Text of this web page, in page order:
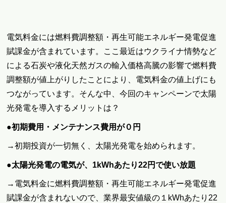
電気料金には燃料費調整額・再生可能エネルギー発電促進
賦課金が含まれています。ここ最近はウクライナ情勢など
による石炭や液化天然ガスの輸入価格高騰の影響で燃料費
調整額が値上がりしたことにより、電気料金の値上げにも
つながっています。 そんな中、今回のキャンペーンで太陽
光発電を導入するメリットは？
●初期費用・メンテナンス費用が０円
→初期投資が一切無く、太陽光発電を始められます。
●太陽光発電の電気が、1kWhあたり22円で使い放題
→電気料金に燃料費調整額・再生可能エネルギー発電促進
賦課金が含まれないので、業界最安値級の１kWhあたり22